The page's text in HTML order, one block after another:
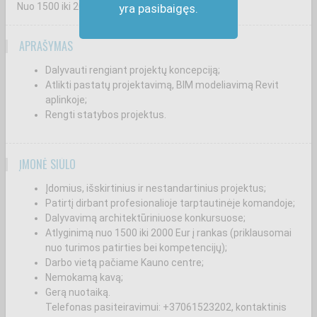
yra pasibaigęs.
Nuo 1500 iki 2000
APRAŠYMAS
Dalyvauti rengiant projektų koncepciją;
Atlikti pastatų projektavimą, BIM modeliavimą Revit
aplinkoje;
Rengti statybos projektus.
ĮMONĖ SIŪLO
Įdomius, išskirtinius ir nestandartinius projektus;
Patirtį dirbant profesionalioje tarptautinėje komandoje;
Dalyvavimą architektūriniuose konkursuose;
Atlyginimą nuo 1500 iki 2000 Eur į rankas (priklausomai
nuo turimos patirties bei kompetencijų);
Darbo vietą pačiame Kauno centre;
Nemokamą kavą;
Gerą nuotaiką.
Telefonas pasiteiravimui: +37061523202, kontaktinis